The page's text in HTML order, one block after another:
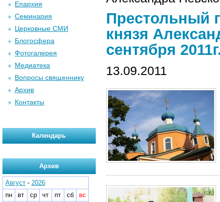
Престольный
князя
сентября
13.09.2011
Епархия
Семинария
Церковные СМИ
Блогосфера
Фотогалерея
Медиатека
Вопросы священнику
Архив
Контакты
Календарь
Архив
Август - 2026
пн
вт ср чт пт сб
вс